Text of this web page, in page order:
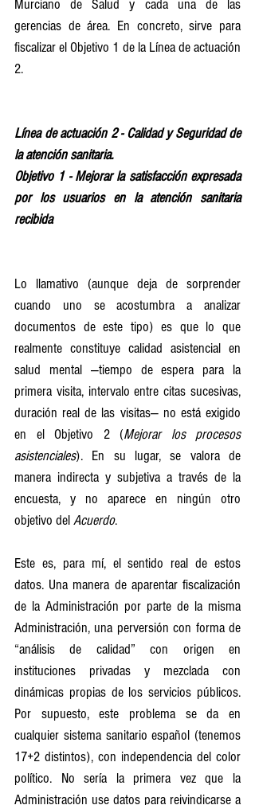
Murciano de Salud y cada una de las
gerencias de área. En concreto, sirve para
fiscalizar el Objetivo 1 de la Línea de actuación
2.
Línea de actuación 2 - Calidad y Seguridad de
la atención sanitaria.
Objetivo 1 - Mejorar la satisfacción expresada
por los usuarios en la atención sanitaria
recibida
Lo llamativo (aunque deja de sorprender
cuando uno se acostumbra a analizar
documentos de este tipo) es que lo que
realmente constituye calidad asistencial en
salud mental —tiempo de espera para la
primera visita, intervalo entre citas sucesivas,
duración real de las visitas— no está exigido
en el Objetivo 2 (Mejorar los procesos
asistenciales). En su lugar, se valora de
manera indirecta y subjetiva a través de la
encuesta, y no aparece en ningún otro
objetivo del Acuerdo.
Este es, para mí, el sentido real de estos
datos. Una manera de aparentar fiscalización
de la Administración por parte de la misma
Administración, una perversión con forma de
“análisis de calidad” con origen en
instituciones privadas y mezclada con
dinámicas propias de los servicios públicos.
Por supuesto, este problema se da en
cualquier sistema sanitario español (tenemos
17+2 distintos), con independencia del color
político. No sería la primera vez que la
Administración use datos para reivindicarse a